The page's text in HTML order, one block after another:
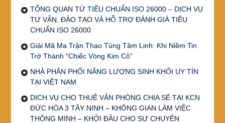
TỔNG QUAN TỪ TIÊU CHUẨN ISO 26000 – DỊCH VỤ
TƯ VẤN, ĐÀO TẠO VÀ HỖ TRỢ ĐÁNH GIÁ TIÊU
CHUẨN ISO 26000
Giải Mã Ma Trận Thao Túng Tâm Linh: Khi Niềm Tin
Trở Thành “Chiếc Vòng Kim Cô”
NHÀ PHÂN PHỐI NĂNG LƯỢNG SINH KHỐI UY TÍN
TẠI VIỆT NAM
DỊCH VỤ CHO THUÊ VĂN PHÒNG CHIA SẺ TẠI KCN
ĐỨC HÒA 3 TÂY NINH – KHÔNG GIAN LÀM VIỆC
THÔNG MINH – KHỞI ĐẦU CHO SỰ CHUYÊN